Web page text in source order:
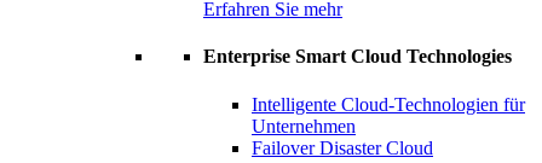
Erfahren Sie mehr
Enterprise Smart Cloud Technologies
Intelligente Cloud-Technologien für
Unternehmen
Failover Disaster Cloud